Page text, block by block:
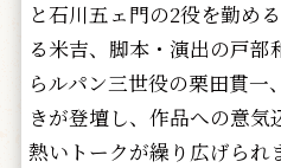
と石川五ェ門の2役を勤め
る米吉、脚本・演出の戸
らルパン三世役の栗田貫一
きが登壇し、作品への意気
熱いトークが繰り広げられ